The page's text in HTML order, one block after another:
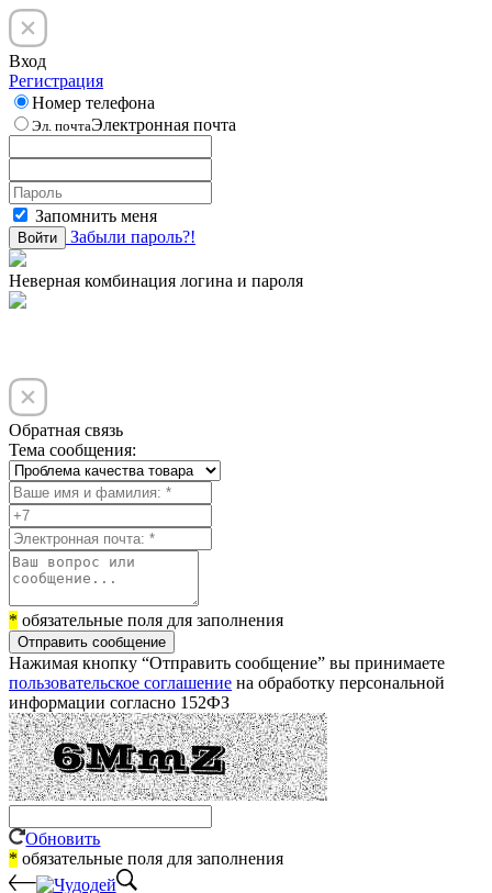
Вход
Регистрация
Номер телефона
Эл. почтаЭлектронная почта
Запомнить меня
Войти Забыли пароль?!
Неверная комбинация логина и пароля
Обратная связь
Тема сообщения:
* обязательные поля для заполнения
Отправить сообщение
Нажимая кнопку “Отправить сообщение” вы принимаете
пользовательское соглашение на обработку персональной
информации согласно 152ФЗ
Обновить
* обязательные поля для заполнения